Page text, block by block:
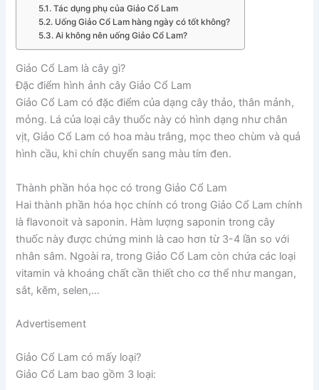
Tác dụng phụ của Giảo Cổ Lam
Uống Giảo Cổ Lam hàng ngày có tốt không?
Ai không nên uống Giảo Cổ Lam?
Giảo Cổ Lam là cây gì?
Đặc điểm hình ảnh cây Giảo Cổ Lam
Giảo Cổ Lam có đặc điểm của dạng cây thảo, thân mảnh,
mỏng. Lá của loại cây thuốc này có hình dạng như chân
vịt, Giảo Cổ Lam có hoa màu trắng, mọc theo chùm và quả
hình cầu, khi chín chuyển sang màu tím đen.
Thành phần hóa học có trong Giảo Cổ Lam
Hai thành phần hóa học chính có trong Giảo Cổ Lam chính
là flavonoit và saponin. Hàm lượng saponin trong cây
thuốc này được chứng minh là cao hơn từ 3-4 lần so với
nhân sâm. Ngoài ra, trong Giảo Cổ Lam còn chứa các loại
vitamin và khoáng chất cần thiết cho cơ thể như mangan,
sắt, kẽm, selen,…
Advertisement
Giảo Cổ Lam có mấy loại?
Giảo Cổ Lam bao gồm 3 loại: